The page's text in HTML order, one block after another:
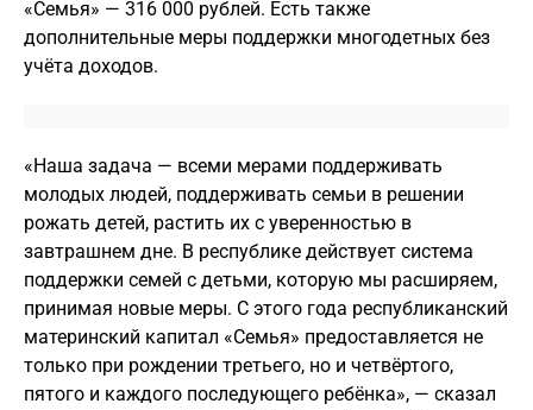
«Семья» — 316 000 рублей. Есть также
дополнительные меры поддержки многодетных без
учёта доходов.
«Наша задача — всеми мерами поддерживать
молодых людей, поддерживать семьи в решении
рожать детей, растить их с уверенностью в
завтрашнем дне. В республике действует система
поддержки семей с детьми, которую мы расширяем,
принимая новые меры. С этого года республиканский
материнский капитал «Семья» предоставляется не
только при рождении третьего, но и четвёртого,
пятого и каждого последующего ребёнка», — сказал